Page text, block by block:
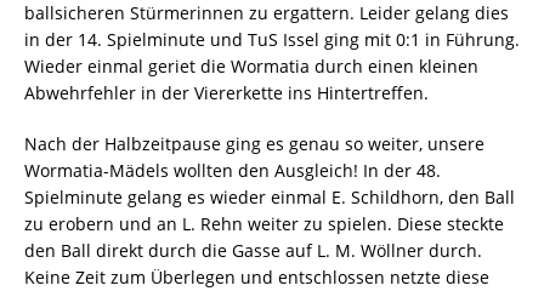
ballsicheren Stürmerinnen zu ergattern. Leider gelang dies
in der 14. Spielminute und TuS Issel ging mit 0:1 in Führung.
Wieder einmal geriet die Wormatia durch einen kleinen
Abwehrfehler in der Viererkette ins Hintertreffen.
Nach der Halbzeitpause ging es genau so weiter, unsere
Wormatia-Mädels wollten den Ausgleich! In der 48.
Spielminute gelang es wieder einmal E. Schildhorn, den Ball
zu erobern und an L. Rehn weiter zu spielen. Diese steckte
den Ball direkt durch die Gasse auf L. M. Wöllner durch.
Keine Zeit zum Überlegen und entschlossen netzte diese